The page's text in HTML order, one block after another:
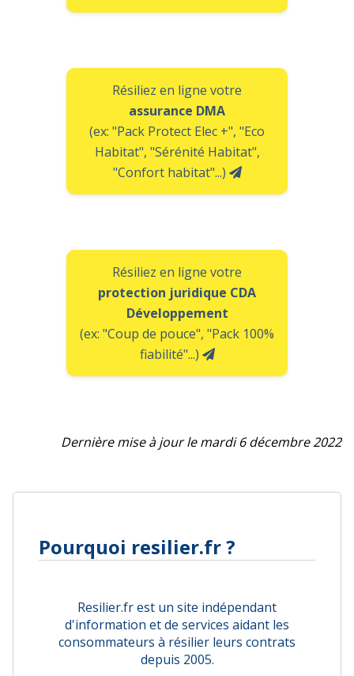
Résiliez en ligne votre
assurance DMA
(ex: "Pack Protect Elec +", "Eco
Habitat", "Sérénité Habitat",
"Confort habitat"...)
Résiliez en ligne votre
protection juridique CDA
Développement
(ex: "Coup de pouce", "Pack 100%
fiabilité"...)
Dernière mise à jour le mardi 6 décembre 2022
Pourquoi resilier.fr ?
Resilier.fr est un site indépendant
d'information et de services aidant les
consommateurs à résilier leurs contrats
depuis 2005.